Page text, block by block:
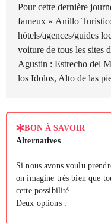
Pour cette dernière
fameux « Anillo
hôtels/agences/guides
voiture de tous les sites
Agustin : Estrecho del
los Idolos, Alto de las
BON À SAVOIR
Alternatives
Si nous avons voulu
on imagine très bien que
cette possibilité.
Deux options :